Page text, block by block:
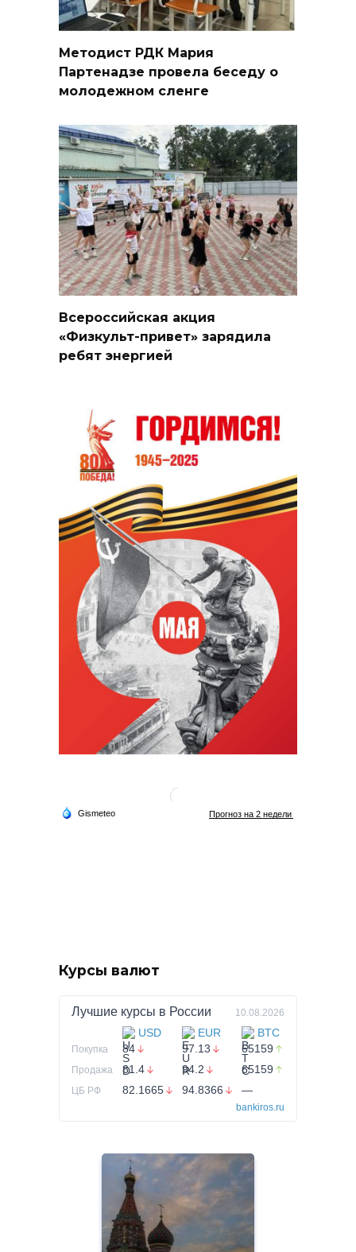
Методист РДК Мария
Партенадзе провела беседу о
молодежном сленге
Всероссийская акция
«Физкульт-привет» зарядила
ребят энергией
Курсы валют
Лучшие курсы в России 10.08.2026
USD EUR BTC
Покупка 84 97.13 65159
Продажа 81.4 94.2 65159
ЦБ РФ 82.1665 94.8366 —
bankiros.ru